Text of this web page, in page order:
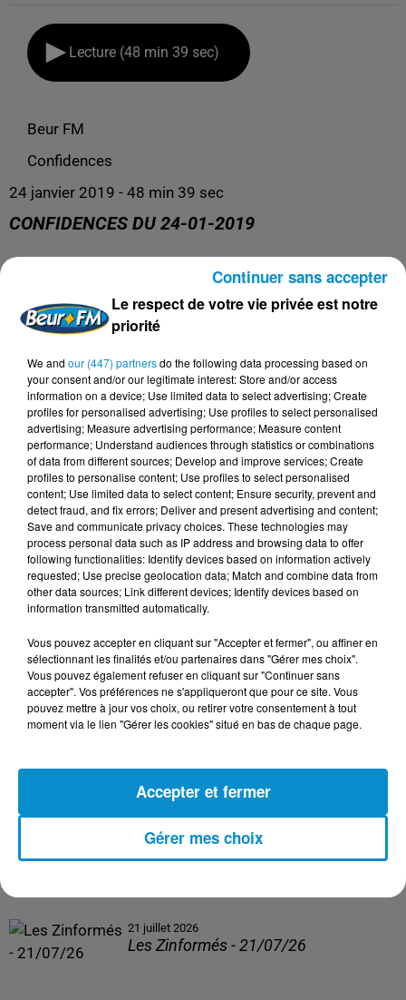
Lecture (48 min 39 sec)
Beur FM
Confidences
24 janvier 2019 - 48 min 39 sec
CONFIDENCES DU 24-01-2019
DERNIERS PODCASTS
24 juillet 2026
Les Zinformés - 24/07/26
23 juillet 2026
Les Zinformés - 23/07/26
21 juillet 2026
Les Zinformés - 21/07/26
Le respect de votre vie privée est notre
priorité
We and our (447) partnersdo the following data processing based on
your consent and/or our legitimate interest: Store and/or access
information on a device; Use limited data to select advertising; Create
profiles for personalised advertising; Use profiles to select personalised
advertising; Measure advertising performance; Measure content
performance; Understand audiences through statistics or combinations
of data from different sources; Develop and improve services; Create
profiles to personalise content; Use profiles to select personalised
content; Use limited data to select content; Ensure security, prevent and
detect fraud, and fix errors; Deliver and present advertising and content;
Save and communicate privacy choices. These technologies may
process personal data such as IP address and browsing data to offer
following functionalities: Identify devices based on information actively
requested; Use precise geolocation data; Match and combine data from
other data sources; Link different devices; Identify devices based on
information transmitted automatically.
Vous pouvez accepter en cliquant sur "Accepter et fermer", ou affiner en
sélectionnant les finalités et/ou partenaires dans "Gérer mes choix".
Vous pouvez également refuser en cliquant sur "Continuer sans
accepter". Vos préférences ne s'appliqueront que pour ce site. Vous
pouvez mettre à jour vos choix, ou retirer votre consentement à tout
moment via le lien "Gérer les cookies" situé en bas de chaque page.
Gérer mes choix
Accepter et fermer
Continuer sans accepter